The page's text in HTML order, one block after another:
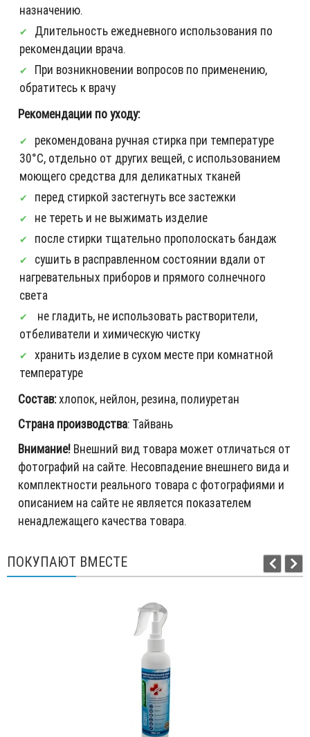
назначению.
Длительность ежедневного использования по
рекомендации врача.
При возникновении вопросов по применению,
обратитесь к врачу
Рекомендации по уходу:
рекомендована ручная стирка при температуре
30°С, отдельно от других вещей, с использованием
моющего средства для деликатных тканей
перед стиркой застегнуть все застежки
не тереть и не выжимать изделие
после стирки тщательно прополоскать бандаж
сушить в расправленном состоянии вдали от
нагревательных приборов и прямого солнечного
света
не гладить, не использовать растворители,
отбеливатели и химическую чистку
хранить изделие в сухом месте при комнатной
температуре
Состав:хлопок, нейлон, резина, полиуретан
Страна производства: Тайвань
Внимание! Внешний вид товара может отличаться от
фотографий на сайте. Несовпадение внешнего вида и
комплектности реального товара с фотографиями и
описанием на сайте не является показателем
ненадлежащего качества товара.
ПОКУПАЮТ ВМЕСТЕ